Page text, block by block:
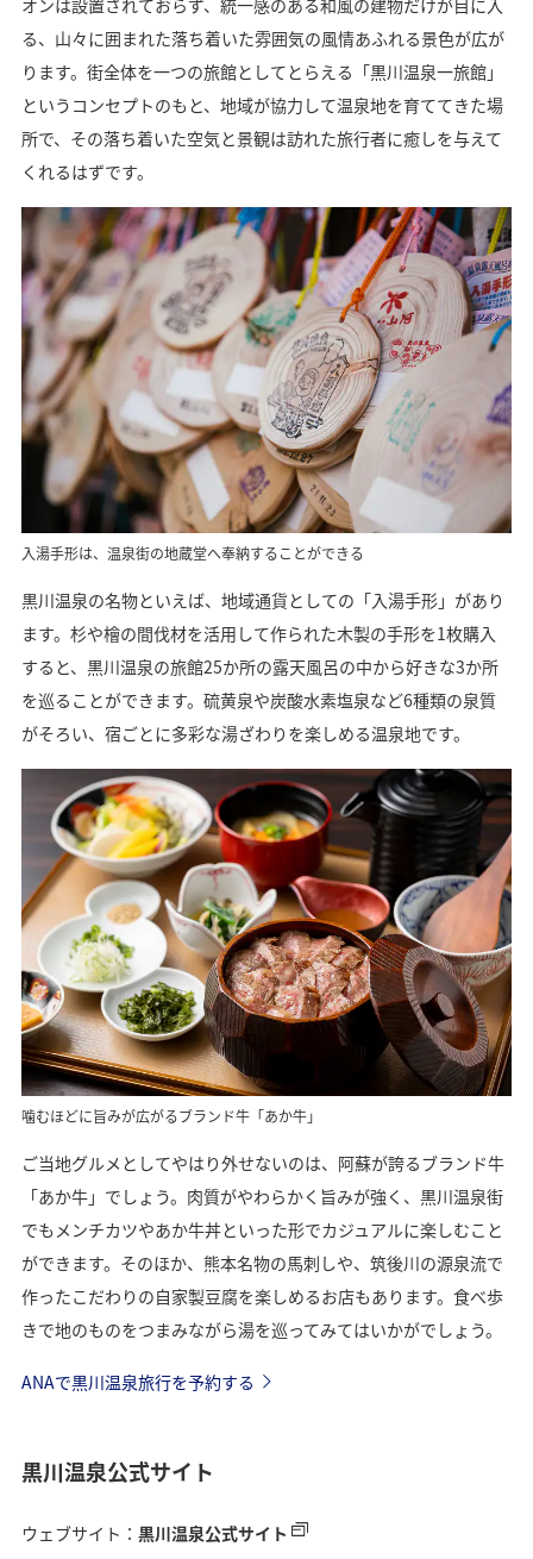
る、山々に囲まれた落ち着いた雰囲気の風情あふれる景色が広が
ります。街全体を一つの旅館としてとらえる「黒川温泉一旅館」
というコンセプトのもと、地域が協力して温泉地を育ててきた場
所で、その落ち着いた空気と景観は訪れた旅行者に癒しを与えて
くれるはずです。
入湯手形は、温泉街の地蔵堂へ奉納することができる
黒川温泉の名物といえば、地域通貨としての「入湯手形」があり
ます。杉や檜の間伐材を活用して作られた木製の手形を1枚購入
すると、黒川温泉の旅館25か所の露天風呂の中から好きな3か所
を巡ることができます。硫黄泉や炭酸水素塩泉など6種類の泉質
がそろい、宿ごとに多彩な湯ざわりを楽しめる温泉地です。
噛むほどに旨みが広がるブランド牛「あか牛」
ご当地グルメとしてやはり外せないのは、阿蘇が誇るブランド牛
「あか牛」でしょう。肉質がやわらかく旨みが強く、黒川温泉街
でもメンチカツやあか牛丼といった形でカジュアルに楽しむこと
ができます。そのほか、熊本名物の馬刺しや、筑後川の源泉流で
作ったこだわりの自家製豆腐を楽しめるお店もあります。食べ歩
きで地のものをつまみながら湯を巡ってみてはいかがでしょう。
ANAで黒川温泉旅行を予約する
黒川温泉公式サイト
ウェブサイト： 黒川温泉公式サイト